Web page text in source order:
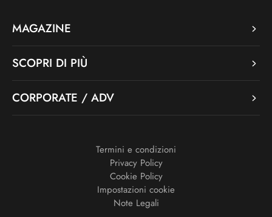
MAGAZINE
SCOPRI DI PIÙ
CORPORATE / ADV
Termini e condizioni
Privacy Policy
Cookie Policy
Impostazioni cookie
Note Legali